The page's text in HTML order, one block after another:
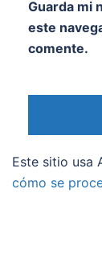
Guarda mi
este
comente.
Este sitio usa
cómo se